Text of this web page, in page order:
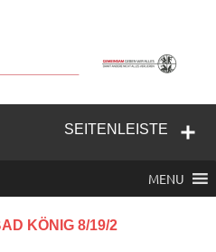
Feuerwehr
SEITENLEISTE
MENU
KÖNIG 8/19/2